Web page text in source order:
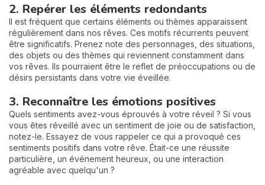
2. Repérer les éléments redondants
Il est fréquent que certains éléments ou thèmes apparaissent
régulièrement dans nos rêves. Ces motifs récurrents peuvent
être significatifs. Prenez note des personnages, des situations,
des objets ou des thèmes qui reviennent constamment dans
vos rêves. Ils pourraient être le reflet de préoccupations ou de
désirs persistants dans votre vie éveillée.
3. Reconnaître les émotions positives
Quels sentiments avez-vous éprouvés à votre réveil ? Si vous
vous êtes réveillé avec un sentiment de joie ou de satisfaction,
notez-le. Essayez de vous rappeler ce qui a provoqué ces
sentiments positifs dans votre rêve. Était-ce une réussite
particulière, un événement heureux, ou une interaction
agréable avec quelqu'un ?